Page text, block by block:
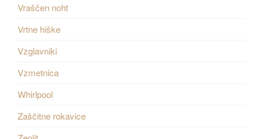
Vraščen noht
Vrtne hiške
Vzglavniki
Vzmetnica
Whirlpool
Zaščitne rokavice